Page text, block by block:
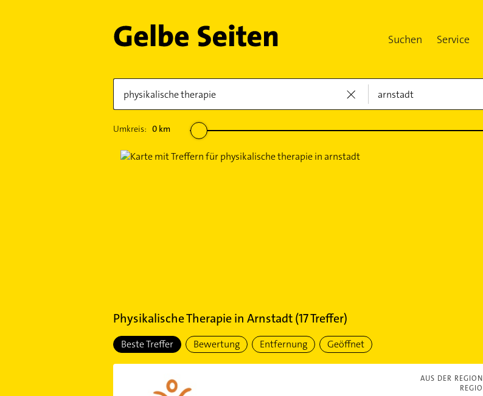
Suchen Service
Umkreis: 0km
Physikalische Therapiein Arnstadt(17Treffer)
Beste Treffer Bewertung Entfernung Geöffnet
AUS DER REGION
REGIO